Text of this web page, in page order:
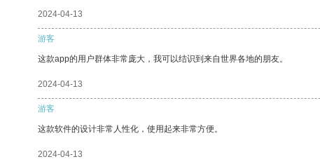
2024-04-13
游客
这款app的用户群体非常庞大，我可以结识到来自世界各地的朋友。
2024-04-13
游客
这款软件的设计非常人性化，使用起来非常方便。
2024-04-13